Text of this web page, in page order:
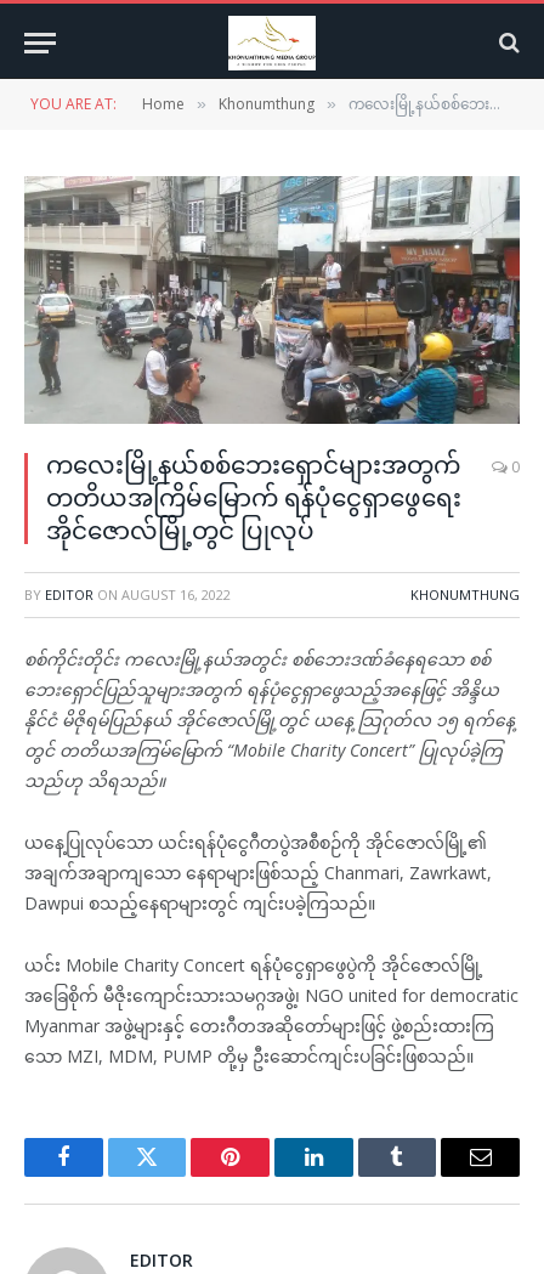
YOU ARE AT: Home » Khonumthung » ကလေးမြို့နယ်စစ်ဘေးရှောင်များအတွက် တတိယအကြိမ်မြောက် ရန်ပုံငွေရှာဖွေရေး အိုင်ဇောလ်မြို့တွင် ပြုလုပ်
ကလေးမြို့နယ်စစ်ဘေးရှောင်များအတွက်
တတိယအကြိမ်မြောက် ရန်ပုံငွေရှာဖွေရေး
အိုင်ဇောလ်မြို့တွင် ပြုလုပ်
0
BY EDITOR ON AUGUST 16, 2022 KHONUMTHUNG
စစ်ကိုင်းတိုင်း ကလေးမြို့နယ်အတွင်း စစ်ဘေးဒဏ်ခံနေရသော စစ်
ဘေးရှောင်ပြည်သူများအတွက် ရန်ပုံငွေရှာဖွေသည့်အနေဖြင့် အိန္ဒိယ
နိုင်ငံ မိဇိုရမ်ပြည်နယ် အိုင်ဇောလ်မြို့တွင် ယနေ့ သြဂုတ်လ ၁၅ ရက်နေ့
တွင် တတိယအကြမ်မြောက် “Mobile Charity Concert” ပြုလုပ်ခဲ့ကြ
သည်ဟု သိရသည်။
ယနေ့ပြုလုပ်သော ယင်းရန်ပုံငွေဂီတပွဲအစီစဉ်ကို အိုင်ဇောလ်မြို့၏
အချက်အချာကျသော နေရာများဖြစ်သည့် Chanmari, Zawrkawt,
Dawpui စသည့်နေရာများတွင် ကျင်းပခဲ့ကြသည်။
ယင်း Mobile Charity Concert ရန်ပုံငွေရှာဖွေပွဲကို အိုင်ဇောလ်မြို့
အခြေစိုက် မီဇိုးကျောင်းသားသမဂ္ဂအဖွဲ့၊ NGO united for democratic
Myanmar အဖွဲ့များနှင့် တေးဂီတအဆိုတော်များဖြင့် ဖွဲ့စည်းထားကြ
သော MZI, MDM, PUMP တို့မှ ဦးဆောင်ကျင်းပခြင်းဖြစသည်။
FacebookTwitter Pinterest LinkedInTumblr Email
EDITOR